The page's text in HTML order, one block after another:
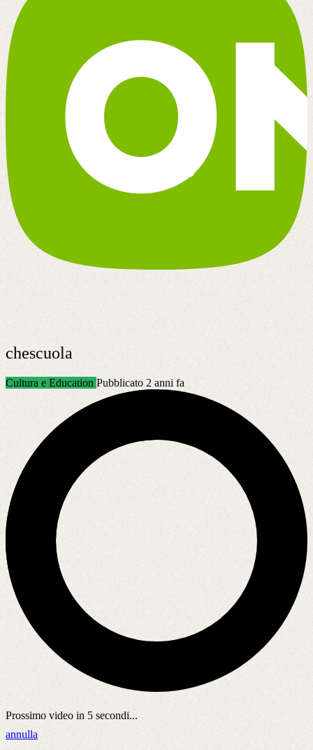
chescuola
Cultura e Education Pubblicato 2 anni fa
Prossimo video in 5 secondi...
annulla